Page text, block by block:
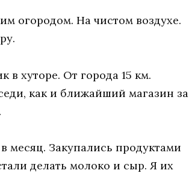
огородом. На чистом воздухе.
в хуторе. От города 15 км.
как и ближайший магазин за
месяц. Закупались продуктами
делать молоко и сыр. Я их